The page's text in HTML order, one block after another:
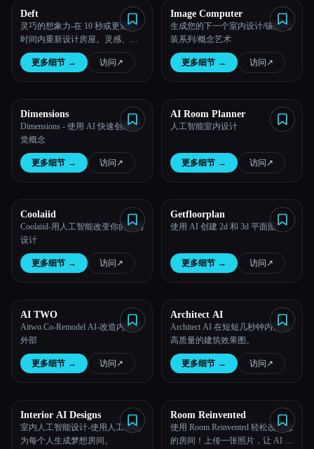
所有分类
关于
Esc
Deft
灵巧的想象力-在 10 秒或更短的
时间内重新设计房屋。灵感、室
内设计、舞台布置等等。
更多细节 → 访问 ↗︎
Image Computer
生成您的下一个室内设计/镶嵌/时
装系列/概念艺术
更多细节 → 访问 ↗︎
Dimensions
Dimensions - 使用 AI 快速创建视
觉概念
更多细节 → 访问 ↗︎
AI Room Planner
人工智能室内设计
更多细节 → 访问 ↗︎
Coolaiid
Coolaiid-用人工智能改变你的室内
设计
更多细节 → 访问 ↗︎
Getfloorplan
使用 AI 创建 2d 和 3d 平面图
更多细节 → 访问 ↗︎
AI TWO
Aitwo.Co-Remodel AI-改造内部和
外部
更多细节 → 访问 ↗︎
Architect AI
Architect AI 在短短几秒钟内生成
高质量的建筑效果图。
更多细节 → 访问 ↗︎
Interior AI Designs
室内人工智能设计-使用人工智能
为每个人生成梦想房间。
Room Reinvented
使用 Room Reinvented 轻松改造您
的房间！上传一张照片，让 AI 创